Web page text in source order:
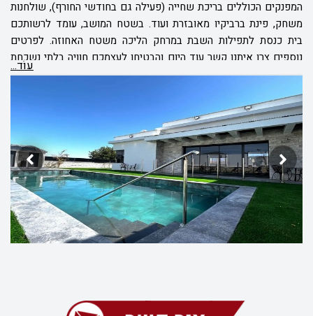
המפנקים הכוללים בריכת שחייה (פעילה גם בחודשי החורף), שולחנות
משחק, פינת ברביקיו מאובזרת ועוד. בשטח המושב, עומד לרשותכם
בית כנסת לתפילות השבת במרחק הליכה משטח האחוזה. לפרטים
נוספים צרו איתנו קשר עוד היום והבטיחו לעצמכם חוויה בלתי נשכחת
לכל האורחים.
עוֹד...